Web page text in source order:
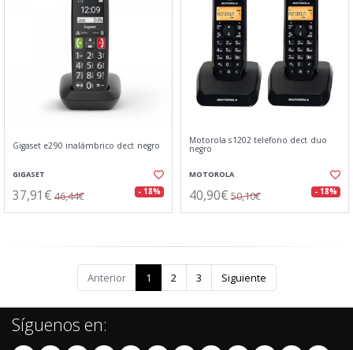
Gigaset e290 inalámbrico dect negro
GIGASET
37,91€ 46,44€ - 18%
Motorola s1202 telefono dect duo
negro
MOTOROLA
40,90€ 50,10€ - 18%
Anterior 1 2 3 Siguiente
Síguenos en: